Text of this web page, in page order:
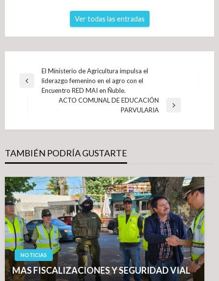
Ver todas las entradas
Navegación
de
Entrada
anterior
El Ministerio de Agricultura impulsa el
liderazgo femenino en el agro con el
Encuentro RED MAI en Ñuble.
ACTO COMUNAL DE EDUCACIÓN
PARVULARIA
TAMBIÉN PODRÍA GUSTARTE
NOTICIAS
MAS FISCALIZACIONES Y SEGURIDAD VIAL